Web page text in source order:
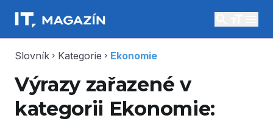
Slovník chevron_right Kategorie chevron_right Ekonomie
Výrazy zařazené v
kategorii Ekonomie: